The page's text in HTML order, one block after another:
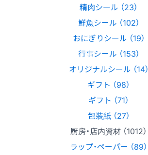
精肉シール （23）
鮮魚シール （102）
おにぎりシール （19）
行事シール （153）
オリジナルシール （14）
ギフト （98）
ギフト （71）
包装紙 （27）
厨房・店内資材 （1012）
ラップ・ペーパー （89）